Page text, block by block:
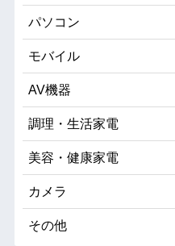
パソコン
モバイル
AV機器
調理・生活家電
美容・健康家電
カメラ
その他